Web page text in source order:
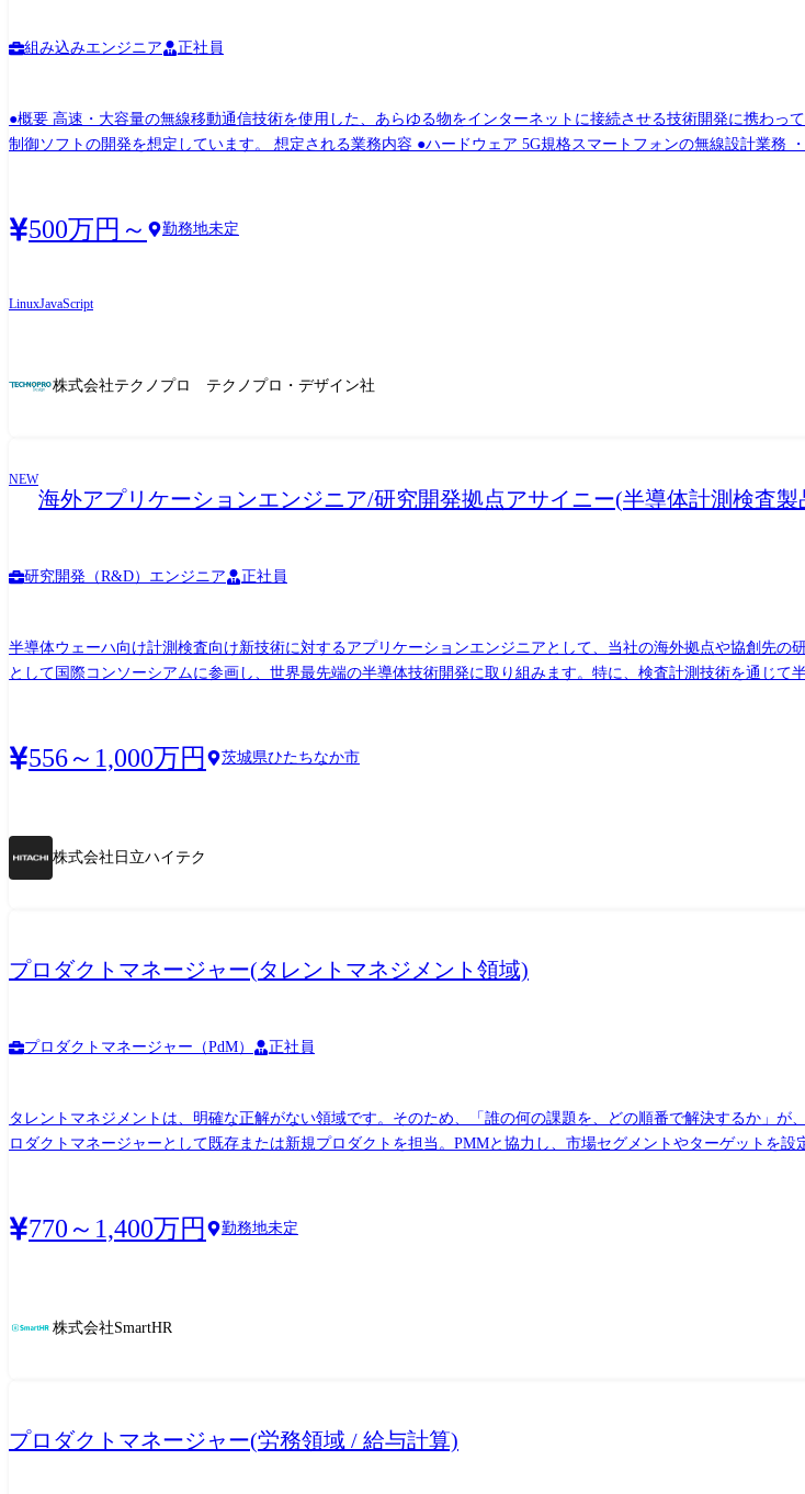
組み込みエンジニア 正社員
●概要 高速・大容量の無線移動通信技術を使用した、あらゆる物をインターネットに接続させる技術開発に携わ
制御ソフトの開発を想定しています。 想定される業務内容 ●ハードウェア 5G規格スマートフォンの無線設計業務 ・アンテナ～RF回路設計、各種測定、シミュレーション ・試作準備、認証
ッド) ロボット(自律動作、協調動作、手術ロボット) テレメトリー(気象、火山、河川、大気) 生産設備(生産状況、
故通報) 変更の範囲:会社の定める業務
500万円～ 勤務地未定
LinuxJavaScript
株式会社テクノプロ テクノプロ・デザイン社
NEW
海外アプリケーションエンジニア/研究開発拠点アサイニー(半導体計測検査製
研究開発（R&D）エンジニア 正社員
半導体ウェーハ向け計測検査向け新技術に対するアプリケーションエンジニアとして、当社の海外拠点や協創先
として国際コンソーシアムに参画し、世界最先端の半導体技術開発に取り組みます。特に、検査計測技術を通じて
ソフトでは実現が難しい場合には、それらの仕様の定義、ソフトウェアの試作評価を行います。 ※業務割合イメージ:研
1～2年は日本で勤務し、装置操作の習得や開発経験を積んでいただきます。アサイニー期間は2年程度であり、帰
556～1,000万円 茨城県ひたちなか市
株式会社日立ハイテク
プロダクトマネージャー(タレントマネジメント領域)
プロダクトマネージャー（PdM） 正社員
タレントマネジメントは、明確な正解がない領域です。そのため、「誰の何の課題を、どの順番で解決するか」が、事業の成長ス
ロダクトマネージャーとして既存または新規プロダクトを担当。PMMと協力し、市場セグメントやターゲットを
770～1,400万円 勤務地未定
株式会社SmartHR
プロダクトマネージャー(労務領域 / 給与計算)